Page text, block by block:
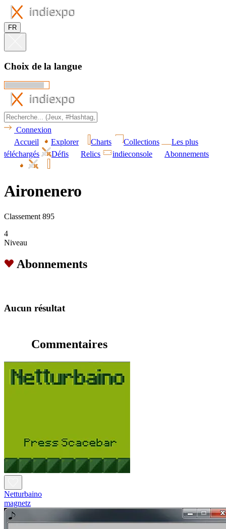
FR
Choix de la langue
Connexion
Accueil
Explorer Charts Collections
Les plus
téléchargés
Défis Relics indieconsole Abonnements
Aironenero
Classement 895
4
Niveau
Abonnements
Aucun résultat
Commentaires
Netturbaino
magnetz